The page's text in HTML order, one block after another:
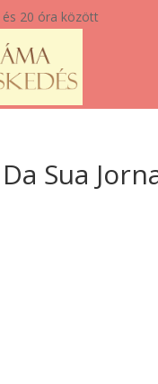
20 óra között
Sua